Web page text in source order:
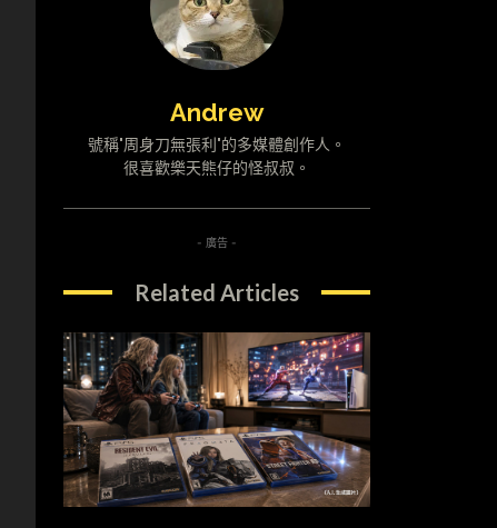
Andrew
號稱"周身刀無張利"的多媒體創作人。
很喜歡樂天熊仔的怪叔叔。
- 廣告 -
Related Articles